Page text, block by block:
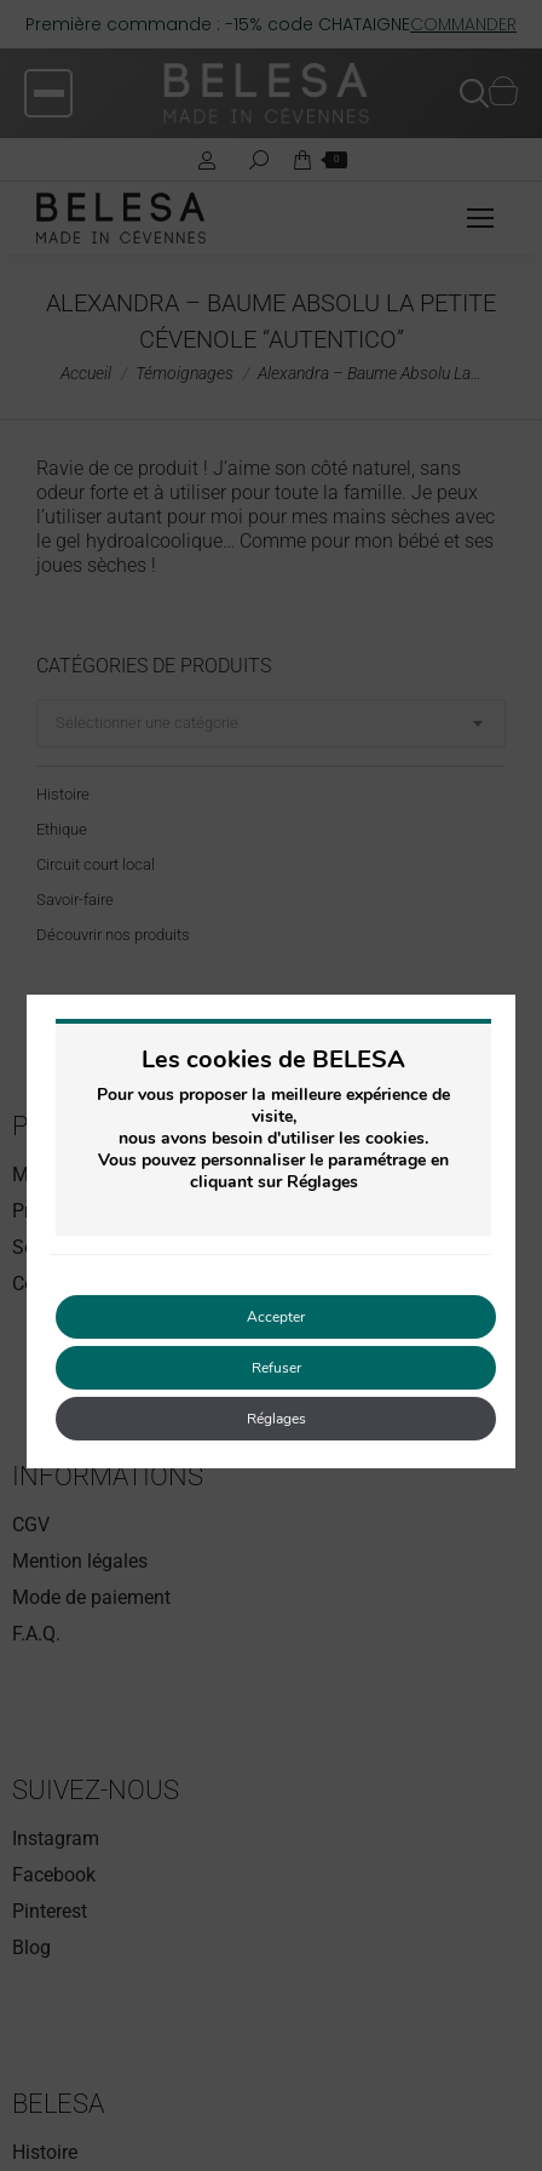
Première commande : -15% code CHATAIGNECOMMANDER
0
ALEXANDRA – BAUME ABSOLU LA PETITE
CÉVENOLE “AUTENTICO”
Vous êtes ici :
Accueil Témoignages Alexandra – Baume Absolu La…
Ravie de ce produit ! J’aime son côté naturel, sans
odeur forte et à utiliser pour toute la famille. Je peux
l’utiliser autant pour moi pour mes mains sèches avec
le gel hydroalcoolique… Comme pour mon bébé et ses
joues sèches !
CATÉGORIES DE PRODUITS
Sélectionner une catégorie
Histoire
Ethique
Circuit court local
Savoir-faire
Découvrir nos produits
PASSER COMMANDE
Meilleures ventes
Produits Soin du visage
Soin du corps
Coffrets Soin du visage
INFORMATIONS
CGV
Mention légales
Mode de paiement
F.A.Q.
SUIVEZ-NOUS
Instagram
Facebook
Pinterest
Blog
BELESA
Histoire
Les cookies de BELESA
Pour vous proposer la meilleure expérience de
visite,
nous avons besoin d'utiliser les cookies.
Vous pouvez personnaliser le paramétrage en
cliquant sur Réglages
Accepter
Refuser
Réglages